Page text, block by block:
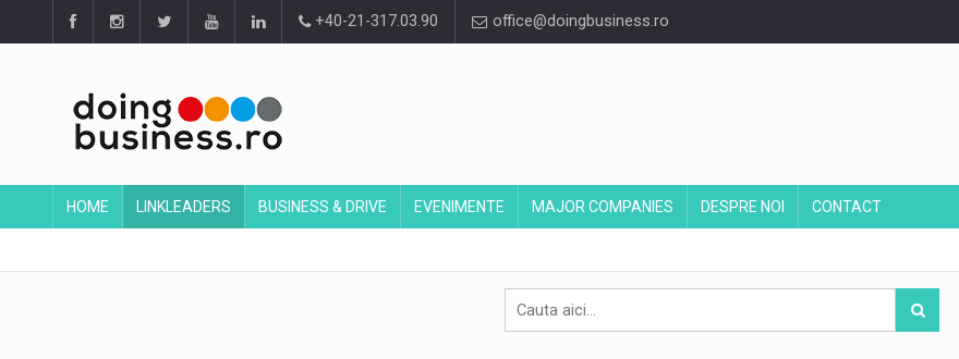
+40-21-317.03.90 office@doingbusiness.ro
HOME LINKLEADERS BUSINESS & DRIVE EVENIMENTE MAJOR COMPANIES DESPRE NOI CONTACT